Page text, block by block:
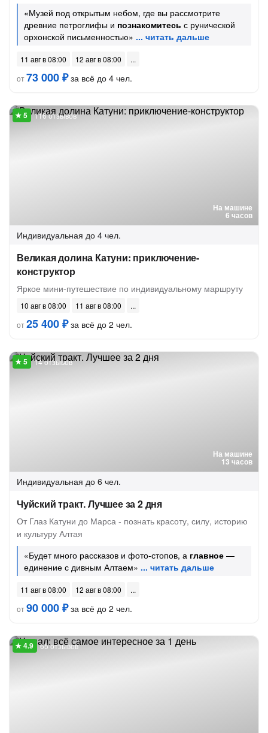
«Музей под открытым небом, где вы рассмотрите
древние петроглифы и познакомитесь с рунической
орхонской письменностью»
11 авг в 08:00
12 авг в 08:00
от73 000 ₽за всё до 4 чел.
На машине
6 часов
116 отзывов
Индивидуальная до 4 чел.
Великая долина Катуни: приключение-
конструктор
Яркое мини-путешествие по индивидуальному маршруту
10 авг в 08:00
11 авг в 08:00
от25 400 ₽за всё до 2 чел.
На машине
13 часов
14 отзывов
Индивидуальная до 6 чел.
Чуйский тракт. Лучшее за 2 дня
От Глаз Катуни до Марса - познать красоту, силу, историю
и культуру Алтая
«Будет много рассказов и фото-стопов, а главное —
единение с дивным Алтаем»
11 авг в 08:00
12 авг в 08:00
от90 000 ₽за всё до 2 чел.
65 отзывов